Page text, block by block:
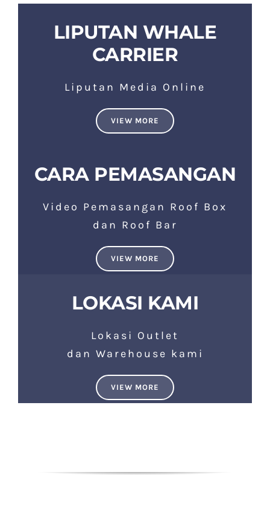
LIPUTAN WHALE
CARRIER
Liputan Media Online
VIEW MORE
CARA PEMASANGAN
Video Pemasangan Roof Box
dan Roof Bar
VIEW MORE
LOKASI KAMI
Lokasi Outlet
dan Warehouse kami
VIEW MORE